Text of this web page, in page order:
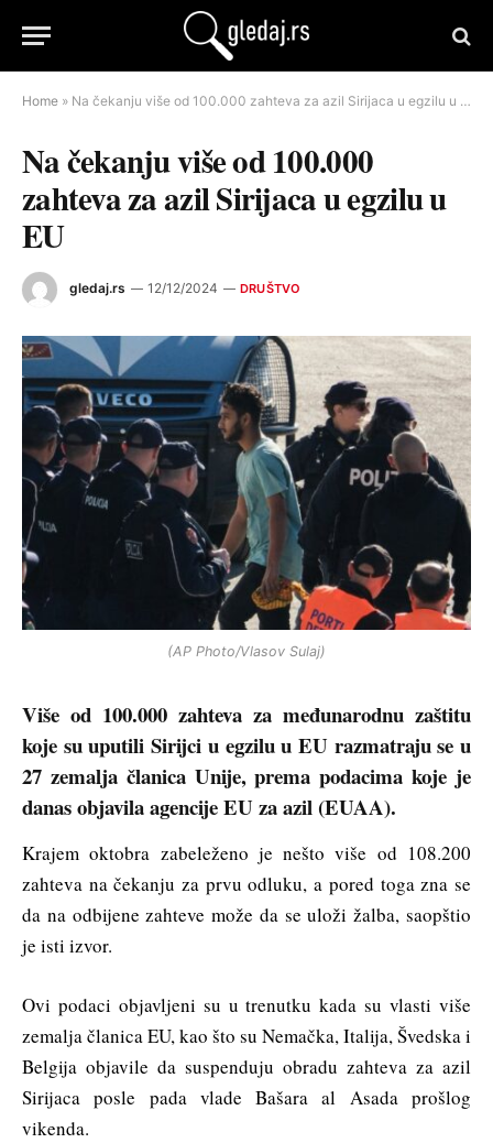
Home » Na čekanju više od 100.000 zahteva za azil Sirijaca u egzilu u EU
Na čekanju više od 100.000
zahteva za azil Sirijaca u egzilu u
EU
gledaj.rs 12/12/2024 DRUŠTVO
(AP Photo/Vlasov Sulaj)
Više od 100.000 zahteva za međunarodnu zaštitu
koje su uputili Sirijci u egzilu u EU razmatraju se u
27 zemalja članica Unije, prema podacima koje je
danas objavila agencije EU za azil (EUAA).
Krajem oktobra zabeleženo je nešto više od 108.200
zahteva na čekanju za prvu odluku, a pored toga zna se
da na odbijene zahteve može da se uloži žalba, saopštio
je isti izvor.
Ovi podaci objavljeni su u trenutku kada su vlasti više
zemalja članica EU, kao što su Nemačka, Italija, Švedska i
Belgija objavile da suspenduju obradu zahteva za azil
Sirijaca posle pada vlade Bašara al Asada prošlog
vikenda.